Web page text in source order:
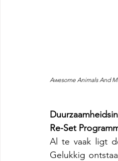
Awesome Animals And
Re-Set
Al te vaak ligt
Gelukkig